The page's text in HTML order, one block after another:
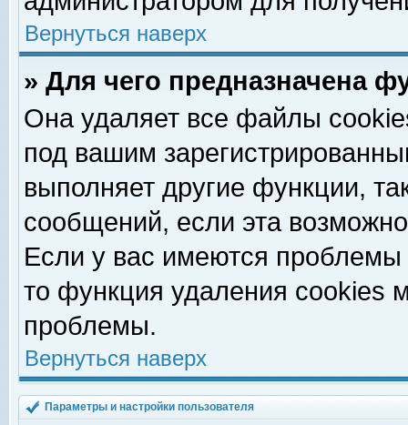
Вернуться наверх
» Для чего предназначена
Она удаляет все файлы
под вашим
выполняет другие функции,
сообщений, если эта
Если у вас имеются
то функция удаления cookies
проблемы.
Вернуться наверх
Параметры и настройки пользователя